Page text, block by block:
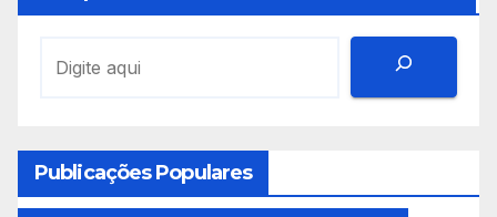
Publicações Populares